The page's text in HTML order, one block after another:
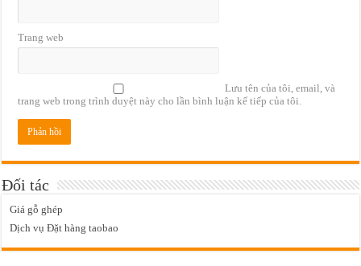
Trang web
Lưu tên của tôi, email, và
trang web trong trình duyệt này cho lần bình luận kế tiếp của tôi.
Đối tác
Giá gỗ ghép
Dịch vụ Đặt hàng taobao